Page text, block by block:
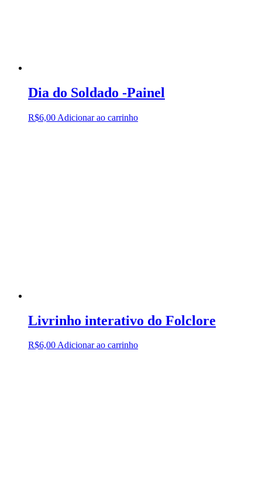
Dia do Soldado -Painel
R$6,00 Adicionar ao carrinho
Livrinho interativo do Folclore
R$6,00Adicionar ao carrinho